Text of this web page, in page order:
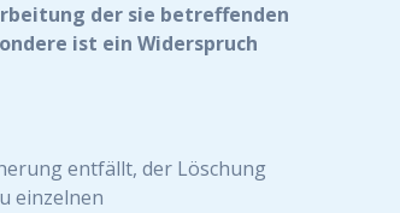
der sie betreffenden
ist ein Widerspruch
entfällt, der Löschung
einzelnen